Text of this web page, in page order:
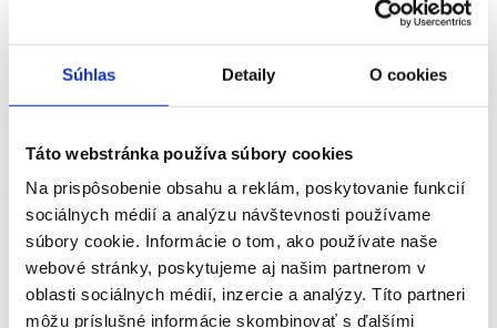
Súhlas Detaily O cookies
Táto webstránka používa súbory cookies
Na prispôsobenie obsahu a reklám, poskytovanie funkcií
sociálnych médií a analýzu návštevnosti používame
súbory cookie. Informácie o tom, ako používate naše
webové stránky, poskytujeme aj našim partnerom v
oblasti sociálnych médií, inzercie a analýzy. Títo partneri
môžu príslušné informácie skombinovať s ďalšími
poberateľ starobného dôchodku, predčasného starobného
dôchodku, invalidného dôchodku (so znížením schopnosti
vykonávať zárobkovú činnosť o viac ako 70 %), výsluhového
dôchodku alebo dôchodkovej dávky toho istého druhu v
náhradný rodič alebo manžel rodiča, ktorý nie je rodičom
nezaopatreného dieťaťa, ak žijú s nezaopatreným dieťaťom v
domácnosti) nesmú vykonávať zárobkovú činnosť a nesmie im byť
priznaný daňový bonus na nezaopatrené dieťa.
Pozor!
Ak má právo na príspevok viac osôb, poberať ho môže iba jedna z
nich.